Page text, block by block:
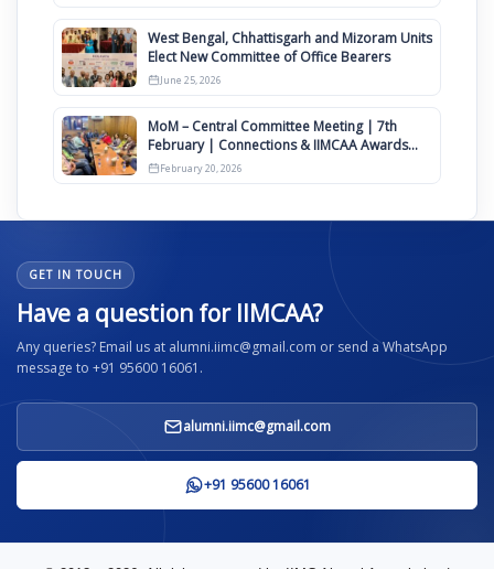
West Bengal, Chhattisgarh and Mizoram Units
Elect New Committee of Office Bearers
June 25, 2026
MoM – Central Committee Meeting | 7th
February | Connections & IIMCAA Awards
2026
February 20, 2026
GET IN TOUCH
Have a question for IIMCAA?
Any queries? Email us at alumni.iimc@gmail.com or send a WhatsApp
message to +91 95600 16061.
alumni.iimc@gmail.com
+91 95600 16061